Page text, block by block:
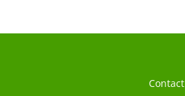
Contact